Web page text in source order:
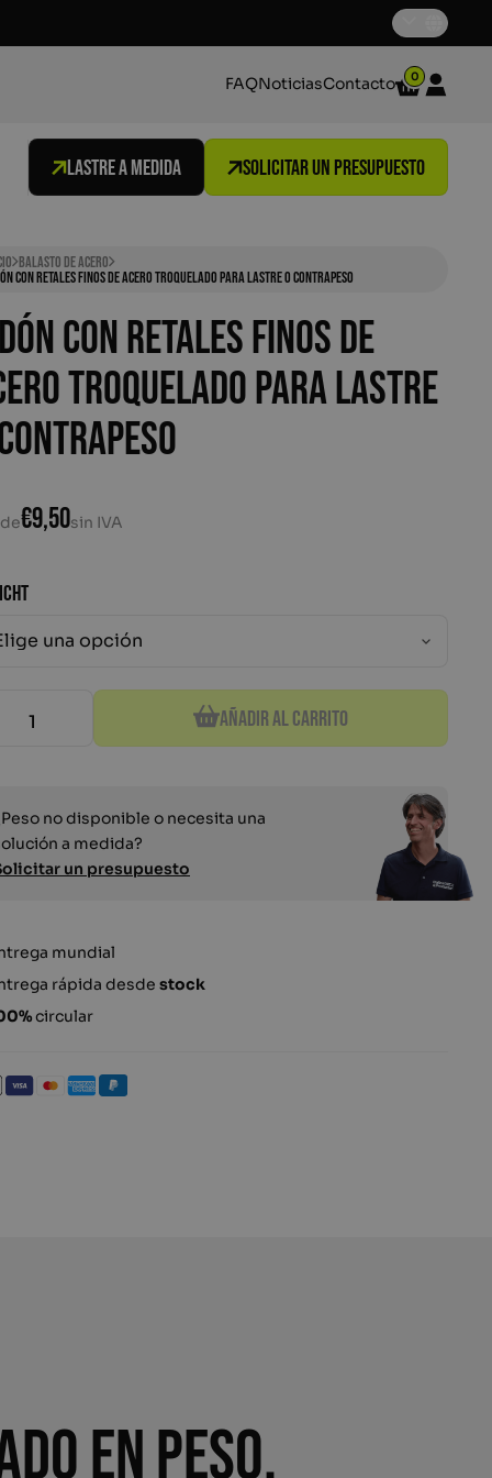
FAQNoticiasContacto 0
Mijn
Lastre a medida Solicitar un presupuesto
Balasto de acero
con retales finos de acero troquelado para lastre o contrapeso
con retales finos de
troquelado para lastre
€9,50sin IVA
con retales finos de acero troquelado para lastre
Añadir al carrito
no disponible o necesita una
a medida?
un presupuesto
mundial
rápida desde stock
circular
en peso,